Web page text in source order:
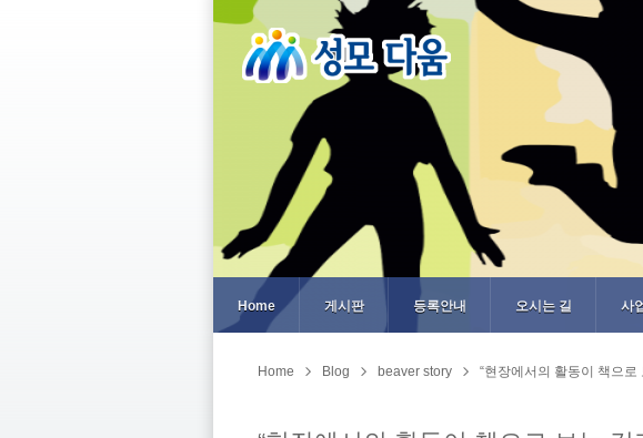
Home 게시판 등록안내 오시는 길 사
Home Blog beaver story “현장에서의 활동이 책으